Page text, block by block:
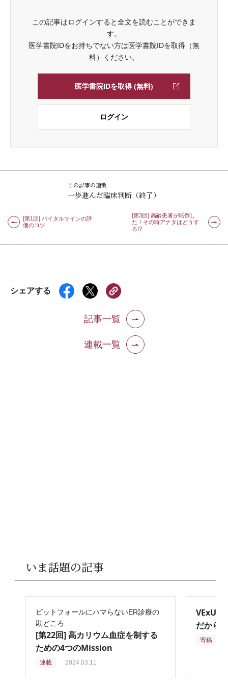
この記事はログインすると全文を読むことができま
す。
医学書院IDをお持ちでない方は医学書院IDを取得（無
料）ください。
医学書院IDを取得 (無料)
ログイン
この記事の連載
一歩進んだ臨床判断（終了）
[第1回] バイタルサインの評
価のコツ
[第3回] 高齢患者が転倒し
た！その時アナタはどうす
る!?
シェアする
記事一覧
連載一覧
いま話題の記事
ピットフォールにハマらないER診療の
勘どころ
[第22回] 高カリウム血症を制する
ための4つのMission
連載 2024.03.11
VExUS
だから
寄稿